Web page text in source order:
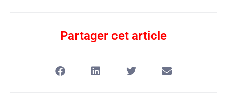
Partager cet article